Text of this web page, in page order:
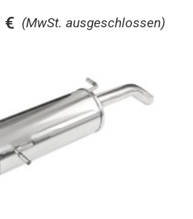
(MwSt. ausgeschlossen)
€